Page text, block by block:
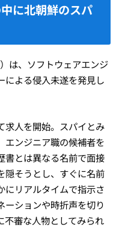
に北朝鮮のスパ
は、ソフトウェアエンジ
による侵入未遂を発見し
求人を開始。スパイとみ
エンジニア職の候補者を
書とは異なる名前で面接
隠そうとし、すぐに名前
にリアルタイムで指示さ
ーションや時折声を切り
不審な人物としてみられ